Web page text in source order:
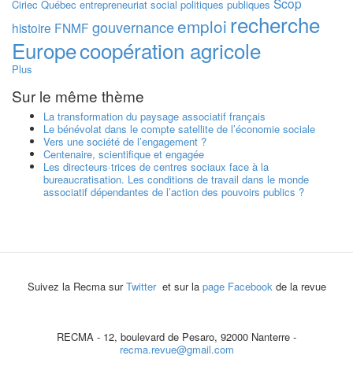
Ciriec Québec entrepreneuriat social politiques publiques
histoire FNMF gouvernanceemploi recherche
Europecoopération agricole
Plus
Sur le même thème
La transformation du paysage associatif français
Le bénévolat dans le compte satellite de l’économie sociale
Vers une société de l’engagement ?
Centenaire, scientifique et engagée
Les directeurs·trices de centres sociaux face à la
bureaucratisation. Les conditions de travail dans le monde
associatif dépendantes de l’action des pouvoirs publics ?
Suivez la Recma surTwitter et sur la page Facebook de la revue
RECMA - 12, boulevard de Pesaro, 92000 Nanterre -
recma.revue@gmail.com